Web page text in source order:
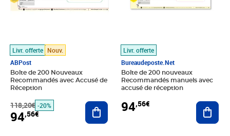
Livr. offerte Nouv.
ABPost
Boîte de 200 Nouveaux
Recommandés avec Accusé de
Réception
118,20€ -20%
94,56€
Ajouter au panier
Livr. offerte
Bureaudeposte.net
Boîte de 200 nouveaux
Recommandés manuels avec
accusé de réception
94,56€